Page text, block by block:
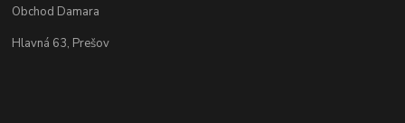
Obchod Damara
Hlavná 63, Prešov